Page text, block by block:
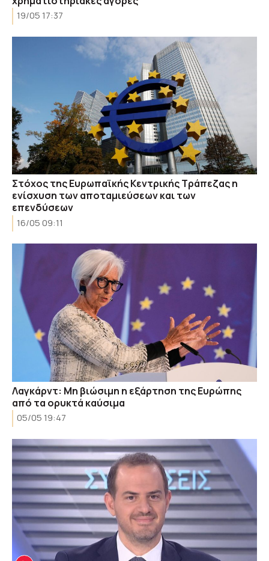
19/05 17:37
Στόχος της Ευρωπαϊκής Κεντρικής Τράπεζας η
ενίσχυση των αποταμιεύσεων και των
επενδύσεων
16/05 09:11
Λαγκάρντ: Μη βιώσιμη η εξάρτηση της Ευρώπης
από τα ορυκτά καύσιμα
05/05 19:47